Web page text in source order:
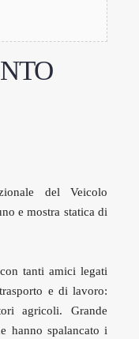
del Veicolo
e mostra statica di
tanti amici legati
e di lavoro:
agricoli. Grande
hanno spalancato i